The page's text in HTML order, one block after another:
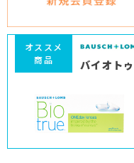
オススメ
商品
バイオト